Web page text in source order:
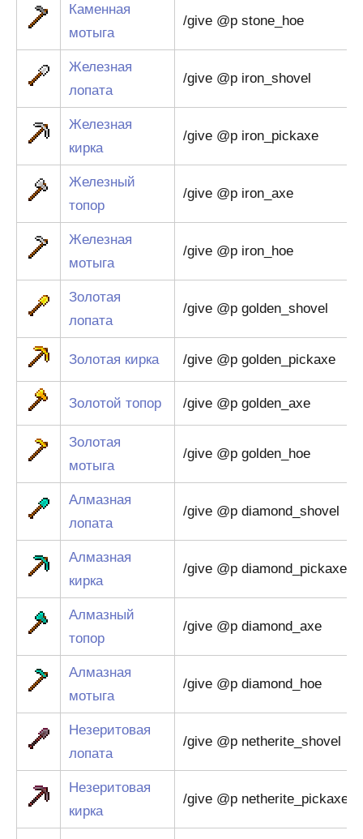
Каменная
мотыга
/give @p stone_hoe
Железная
лопата
/give @p iron_shovel
Железная
кирка
/give @p iron_pickaxe
Железный
топор
/give @p iron_axe
Железная
мотыга
/give @p iron_hoe
Золотая
лопата
/give @p golden_shovel
Золотая кирка /give @p golden_pickaxe
Золотой топор /give @p golden_axe
Золотая
мотыга
/give @p golden_hoe
Алмазная
лопата
/give @p diamond_shovel
Алмазная
кирка
/give @p diamond_pickaxe
Алмазный
топор
/give @p diamond_axe
Алмазная
мотыга
/give @p diamond_hoe
Незеритовая
лопата
/give @p netherite_shovel
Незеритовая
кирка
/give @p netherite_pickaxe